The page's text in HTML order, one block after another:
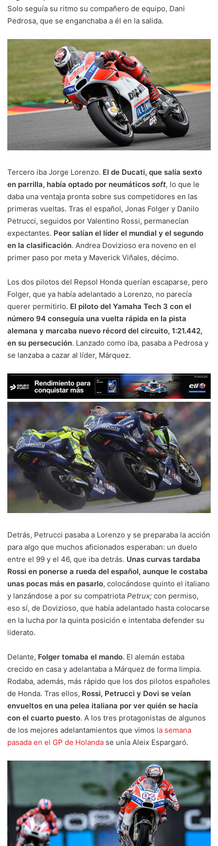
Solo seguía su ritmo su compañero de equipo, Dani
Pedrosa, que se enganchaba a él en la salida.
Tercero iba Jorge Lorenzo. El de Ducati, que salía sexto
en parrilla, había optado por neumáticos soft, lo que le
daba una ventaja pronta sobre sus competidores en las
primeras vueltas. Tras el español, Jonas Folger y Danilo
Petrucci, seguidos por Valentino Rossi, permanecían
expectantes. Peor salían el líder el mundial y el segundo
en la clasificación. Andrea Dovizioso era noveno en el
primer paso por meta y Maverick Viñales, décimo.
Los dos pilotos del Repsol Honda querían escaparse, pero
Folger, que ya había adelantado a Lorenzo, no parecía
querer permitirlo. El piloto del Yamaha Tech 3 con el
número 94 conseguía una vuelta rápida en la pista
alemana y marcaba nuevo récord del circuito, 1:21.442,
en su persecución. Lanzado como iba, pasaba a Pedrosa y
se lanzaba a cazar al líder, Márquez.
Detrás, Petrucci pasaba a Lorenzo y se preparaba la acción
para algo que muchos aficionados esperaban: un duelo
entre el 99 y el 46, que iba detrás. Unas curvas tardaba
Rossi en ponerse a rueda del español, aunque le costaba
unas pocas más en pasarlo, colocándose quinto el italiano
y lanzándose a por su compatriota Petrux; con permiso,
eso sí, de Dovizioso, que había adelantado hasta colocarse
en la lucha por la quinta posición e intentaba defender su
liderato.
Delante, Folger tomaba el mando. El alemán estaba
crecido en casa y adelantaba a Márquez de forma limpia.
Rodaba, además, más rápido que los dos pilotos españoles
de Honda. Tras ellos, Rossi, Petrucci y Dovi se veían
envueltos en una pelea italiana por ver quién se hacía
con el cuarto puesto. A los tres protagonistas de algunos
de los mejores adelantamientos que vimos la semana
pasada en el GP de Holanda se unía Aleix Espargaró.